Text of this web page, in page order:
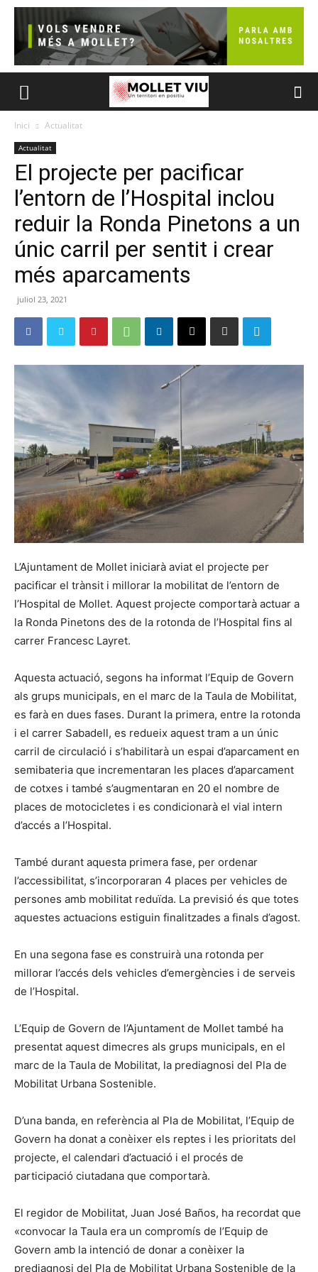
Inici Actualitat
Actualitat
El projecte per pacificar
l’entorn de l’Hospital inclou
reduir la Ronda Pinetons a un
únic carril per sentit i crear
més aparcaments
juliol 23, 2021
L’Ajuntament de Mollet iniciarà aviat el projecte per
pacificar el trànsit i millorar la mobilitat de l’entorn de
l’Hospital de Mollet. Aquest projecte comportarà actuar a
la Ronda Pinetons des de la rotonda de l’Hospital fins al
carrer Francesc Layret.
Aquesta actuació, segons ha informat l’Equip de Govern
als grups municipals, en el marc de la Taula de Mobilitat,
es farà en dues fases. Durant la primera, entre la rotonda
i el carrer Sabadell, es redueix aquest tram a un únic
carril de circulació i s’habilitarà un espai d’aparcament en
semibateria que incrementaran les places d’aparcament
de cotxes i també s’augmentaran en 20 el nombre de
places de motocicletes i es condicionarà el vial intern
d’accés a l’Hospital.
També durant aquesta primera fase, per ordenar
l’accessibilitat, s’incorporaran 4 places per vehicles de
persones amb mobilitat reduïda. La previsió és que totes
aquestes actuacions estiguin finalitzades a finals d’agost.
En una segona fase es construirà una rotonda per
millorar l’accés dels vehicles d’emergències i de serveis
de l’Hospital.
L’Equip de Govern de l’Ajuntament de Mollet també ha
presentat aquest dimecres als grups municipals, en el
marc de la Taula de Mobilitat, la prediagnosi del Pla de
Mobilitat Urbana Sostenible.
D’una banda, en referència al Pla de Mobilitat, l’Equip de
Govern ha donat a conèixer els reptes i les prioritats del
projecte, el calendari d’actuació i el procés de
participació ciutadana que comportarà.
El regidor de Mobilitat, Juan José Baños, ha recordat que
«convocar la Taula era un compromís de l’Equip de
Govern amb la intenció de donar a conèixer la
prediagnosi del Pla de Mobilitat Urbana Sostenible de la